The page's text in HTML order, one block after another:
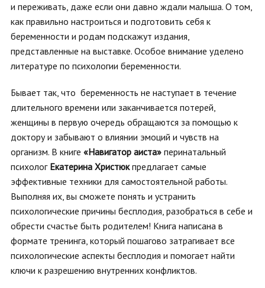
и переживать, даже если они давно ждали малыша. О том,
как правильно настроиться и подготовить себя к
беременности и родам подскажут издания,
представленные на выставке. Особое внимание уделено
литературе по психологии беременности.
Бывает так, что беременность не наступает в течение
длительного времени или заканчивается потерей,
женщины в первую очередь обращаются за помощью к
доктору и забывают о влиянии эмоций и чувств на
организм. В книге «Навигатор аиста» перинатальный
психолог Екатерина Христюкпредлагает самые
эффективные техники для самостоятельной работы.
Выполняя их, вы сможете понять и устранить
психологические причины бесплодия, разобраться в себе и
обрести счастье быть родителем! Книга написана в
формате тренинга, который пошагово затрагивает все
психологические аспекты бесплодия и помогает найти
ключи к разрешению внутренних конфликтов.